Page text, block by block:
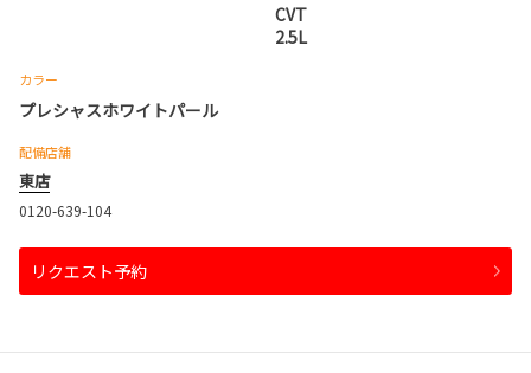
CVT
2.5L
カラー
プレシャスホワイトパール
配備店舗
東店
0120-639-104
リクエスト予約